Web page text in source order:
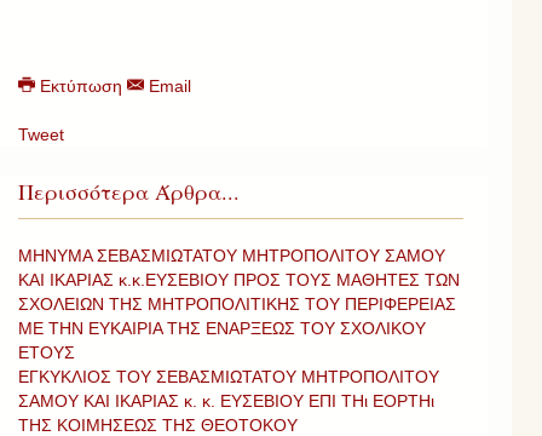
Εκτύπωση Email
Tweet
Περισσότερα Άρθρα...
ΜΗΝΥΜΑ ΣΕΒΑΣΜΙΩΤΑΤΟΥ ΜΗΤΡΟΠΟΛΙΤΟΥ ΣΑΜΟΥ
ΚΑΙ ΙΚΑΡΙΑΣ κ.κ.ΕΥΣΕΒΙΟΥ ΠΡΟΣ ΤΟΥΣ ΜΑΘΗΤΕΣ ΤΩΝ
ΣΧΟΛΕΙΩΝ ΤΗΣ ΜΗΤΡΟΠΟΛΙΤΙΚΗΣ ΤΟΥ ΠΕΡΙΦΕΡΕΙΑΣ
ΜΕ ΤΗΝ ΕΥΚΑΙΡΙΑ ΤΗΣ ΕΝΑΡΞΕΩΣ ΤΟΥ ΣΧΟΛΙΚΟΥ
ΕΤΟΥΣ
ΕΓΚΥΚΛΙΟΣ ΤΟΥ ΣΕΒΑΣΜΙΩΤΑΤΟΥ ΜΗΤΡΟΠΟΛΙΤΟΥ
ΣΑΜΟΥ ΚΑΙ ΙΚΑΡΙΑΣ κ. κ. ΕΥΣΕΒΙΟΥ ΕΠΙ ΤΗι ΕΟΡΤΗι
ΤΗΣ ΚΟΙΜΗΣΕΩΣ ΤΗΣ ΘΕΟΤΟΚΟΥ